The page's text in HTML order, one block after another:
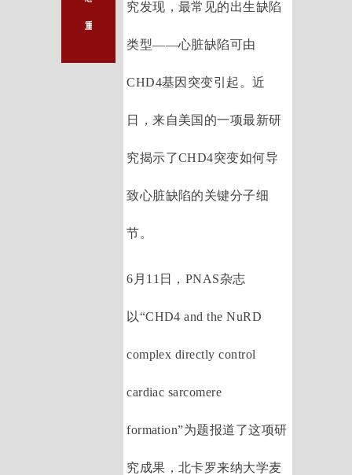
究发现，最常见的出生缺陷
类型——心脏缺陷可由
CHD4基因突变引起。近
日，来自美国的一项最新研
究揭示了CHD4突变如何导
致心脏缺陷的关键分子细
节。
6月11日，PNAS杂志
以“CHD4 and the NuRD
complex directly control
cardiac sarcomere
formation”为题报道了这项研
究成果，北卡罗来纳大学麦